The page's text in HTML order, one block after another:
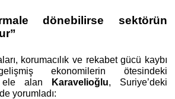
dönebilirse sektörün
korumacılık ve rekabet gücü kaybı
ekonomilerin ötesindeki
ele alan
Karavelioğlu, Suriye’deki
yorumladı: